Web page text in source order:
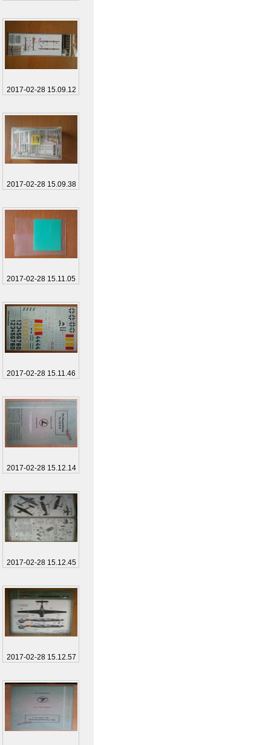
2017-02-28 15.09.12
2017-02-28 15.09.38
2017-02-28 15.11.05
2017-02-28 15.11.46
2017-02-28 15.12.14
2017-02-28 15.12.45
2017-02-28 15.12.57